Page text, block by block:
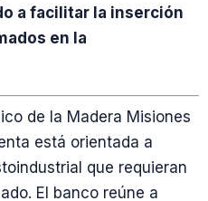
a facilitar la inserción
en la
de la Madera Misiones
está orientada a
que requieran
El banco reúne a